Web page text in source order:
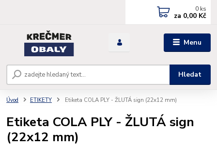
Menu
Hledat
0 ks
za 0,00 Kč
Úvod ETIKETY Etiketa COLA PLY - ŽLUTÁ sign (22x12 mm)
Etiketa COLA PLY - ŽLUTÁ sign
(22x12 mm)